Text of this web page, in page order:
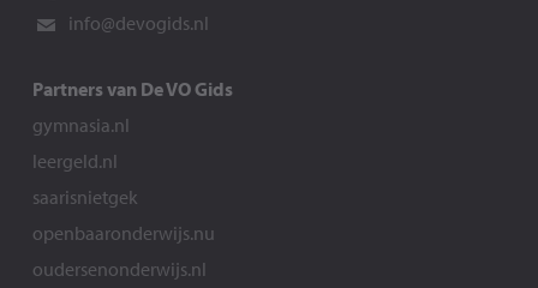
info@devogids.nl
Partners van De VO Gids
gymnasia.nl
leergeld.nl
saarisnietgek
openbaaronderwijs.nu
oudersenonderwijs.nl